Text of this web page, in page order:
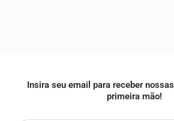
Insira seu email para receber
primeira mão!